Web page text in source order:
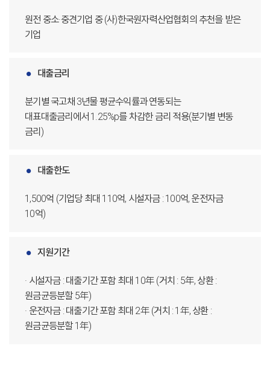
원전 중소·중견기업 중 (사)한국원자력산업협회의 추천을 받은
기업
대출금리
분기별 국고채 3년물 평균수익률과 연동되는
대표대출금리에서 1.25%p를 차감한 금리 적용(분기별 변동
금리)
대출한도
1,500억 (기업당 최대 110억, 시설자금 : 100억, 운전자금
10억)
지원기간
· 시설자금 : 대출기간 포함 최대 10年 (거치 : 5年, 상환 :
원금균등분할 5年)
· 운전자금 : 대출기간 포함 최대 2年 (거치 : 1年, 상환 :
원금균등분할 1年)